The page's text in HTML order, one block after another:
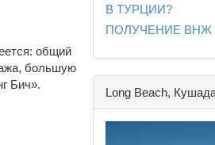
общий
большую
Бич».
В ТУРЦИИ?
ПОЛУЧЕНИЕ ВНЖ
Long Beach,